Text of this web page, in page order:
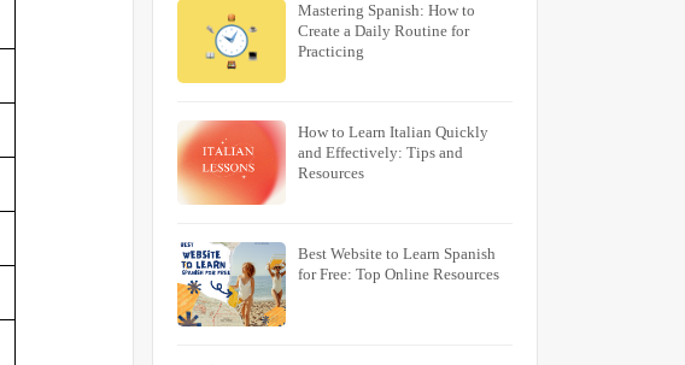
Mastering Spanish: How to
Create a Daily Routine for
Practicing
How to Learn Italian Quickly
and Effectively: Tips and
Resources
Best Website to Learn Spanish
for Free: Top Online Resources